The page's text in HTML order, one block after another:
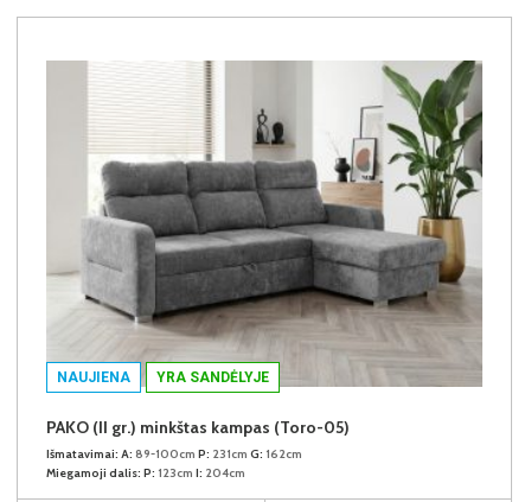
NAUJIENA YRA SANDĖLYJE
PAKO (II gr.) minkštas kampas (Toro-05)
Išmatavimai: A: 89-100cm P: 231cm G: 162cm
Miegamoji dalis: P: 123cm I: 204cm